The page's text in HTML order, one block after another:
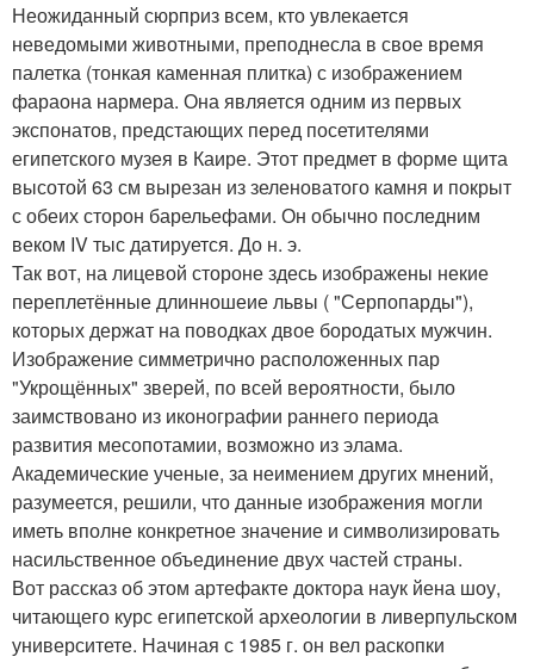
Неожиданный сюрприз всем, кто увлекается
неведомыми животными, преподнесла в свое время
палетка (тонкая каменная плитка) с изображением
фараона нармера. Она является одним из первых
экспонатов, предстающих перед посетителями
египетского музея в Каире. Этот предмет в форме щита
высотой 63 см вырезан из зеленоватого камня и покрыт
с обеих сторон барельефами. Он обычно последним
веком IV тыс датируется. До н. э.
Так вот, на лицевой стороне здесь изображены некие
переплетённые длинношеие львы ( "Серпопарды"),
которых держат на поводках двое бородатых мужчин.
Изображение симметрично расположенных пар
"Укрощённых" зверей, по всей вероятности, было
заимствовано из иконографии раннего периода
развития месопотамии, возможно из элама.
Академические ученые, за неимением других мнений,
разумеется, решили, что данные изображения могли
иметь вполне конкретное значение и символизировать
насильственное объединение двух частей страны.
Вот рассказ об этом артефакте доктора наук йена шоу,
читающего курс египетской археологии в ливерпульском
университете. Начиная с 1985 г. он вел раскопки